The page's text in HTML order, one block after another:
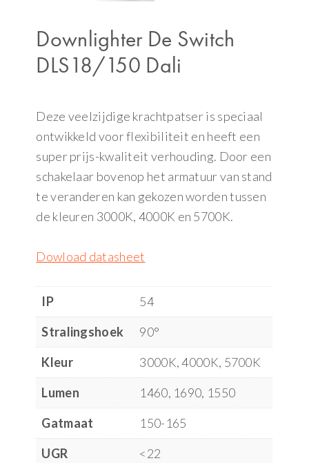
Downlighter De Switch
DLS18/150 Dali
Deze veelzijdige krachtpatser is speciaal
ontwikkeld voor flexibiliteit en heeft een
super prijs-kwaliteit verhouding. Door een
schakelaar bovenop het armatuur van stand
te veranderen kan gekozen worden tussen
de kleuren 3000K, 4000K en 5700K.
Dowload datasheet
IP
54
Stralingshoek
90°
Kleur
3000K, 4000K, 5700K
Lumen
1460, 1690, 1550
Gatmaat
150-165
UGR
<22